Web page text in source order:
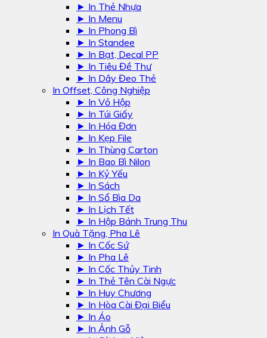
► In Thẻ Nhựa
► In Menu
► In Phong Bì
► In Standee
► In Bạt, Decal PP
► In Tiêu Đề Thư
► In Dây Đeo Thẻ
In Offset, Công Nghiệp
► In Vỏ Hộp
► In Túi Giấy
► In Hóa Đơn
► In Kẹp File
► In Thùng Carton
► In Bao Bì Nilon
► In Kỷ Yếu
► In Sách
► In Sổ Bìa Da
► In Lịch Tết
► In Hộp Bánh Trung Thu
In Quà Tặng, Pha Lê
► In Cốc Sứ
► In Pha Lê
► In Cốc Thủy Tinh
► In Thẻ Tên Cài Ngực
► In Huy Chương
► In Hòa Cài Đại Biểu
► In Áo
► In Ảnh Gỗ